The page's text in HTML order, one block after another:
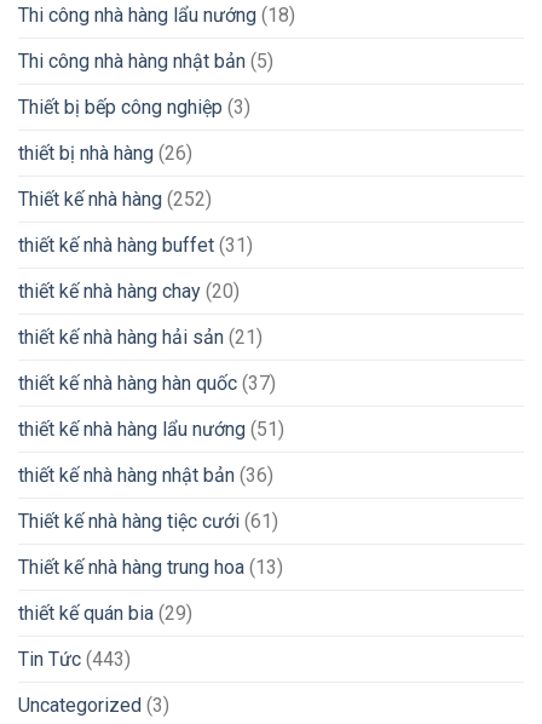
Thi công nhà hàng lẩu nướng (18)
Thi công nhà hàng nhật bản (5)
Thiết bị bếp công nghiệp (3)
thiết bị nhà hàng (26)
Thiết kế nhà hàng (252)
thiết kế nhà hàng buffet (31)
thiết kế nhà hàng chay (20)
thiết kế nhà hàng hải sản (21)
thiết kế nhà hàng hàn quốc (37)
thiết kế nhà hàng lẩu nướng (51)
thiết kế nhà hàng nhật bản (36)
Thiết kế nhà hàng tiệc cưới (61)
Thiết kế nhà hàng trung hoa (13)
thiết kế quán bia (29)
Tin Tức (443)
Uncategorized (3)